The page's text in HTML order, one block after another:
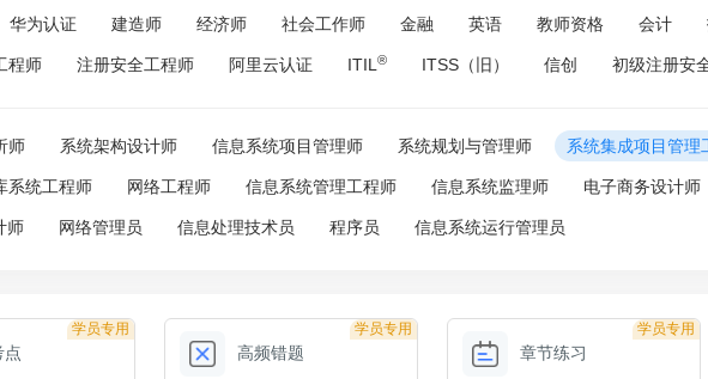
华为认证 建造师 经济师 社会工作师 金融 英语 教师资格 会计
程师 注册安全工程师 阿里云认证 ITIL ® ITSS（旧） 信创 初级注册安
师 系统架构设计师 信息系统项目管理师 系统规划与管理师 系统集成项目管理
系统工程师 网络工程师 信息系统管理工程师 信息系统监理师 电子商务设计师
师 网络管理员 信息处理技术员 程序员 信息系统运行管理员
学员专用
点
学员专用
高频错题
学员专用
章节练习